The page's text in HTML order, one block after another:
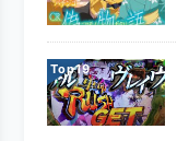
Top